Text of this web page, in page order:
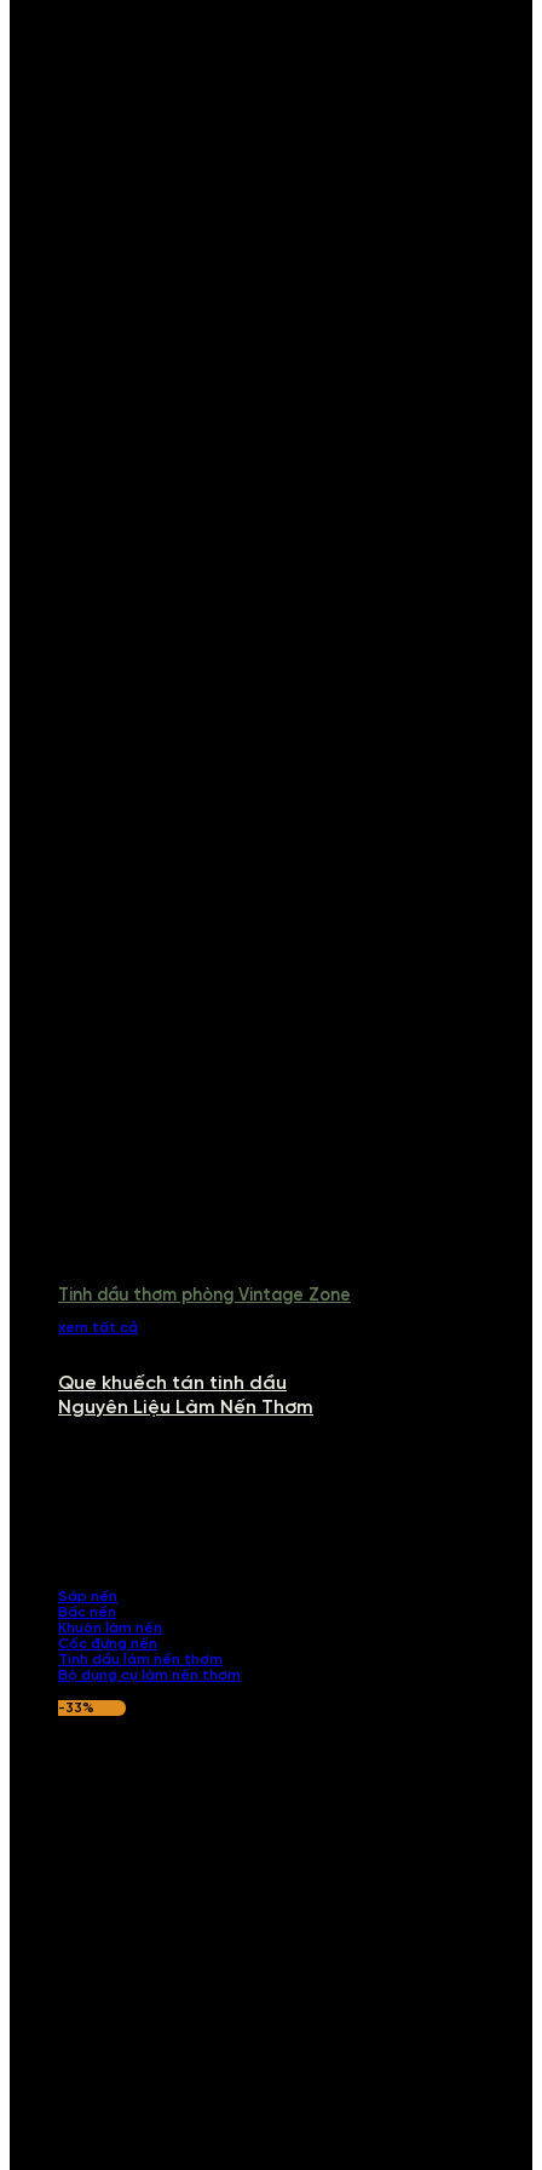
Tinh dầu thơm phòng Vintage Zone
xem tất cả
Que khuếch tán tinh dầu
Nguyên Liệu Làm Nến Thơm
Sáp nến
Bấc nến
Khuôn làm nến
Cốc đựng nến
Tinh dầu làm nến thơm
Bộ dụng cụ làm nến thơm
-33%